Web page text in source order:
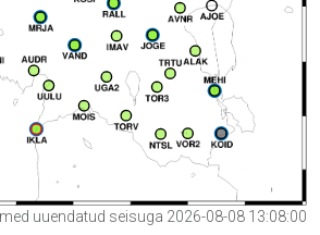
uuendatud seisuga 2026-08-08 13:08:00